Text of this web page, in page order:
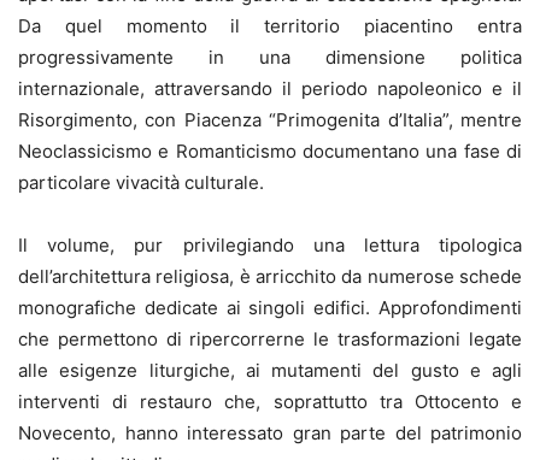
Da quel momento il territorio piacentino entra
progressivamente in una dimensione politica
internazionale, attraversando il periodo napoleonico e il
Risorgimento, con Piacenza “Primogenita d’Italia”, mentre
Neoclassicismo e Romanticismo documentano una fase di
particolare vivacità culturale.
Il volume, pur privilegiando una lettura tipologica
dell’architettura religiosa, è arricchito da numerose schede
monografiche dedicate ai singoli edifici. Approfondimenti
che permettono di ripercorrerne le trasformazioni legate
alle esigenze liturgiche, ai mutamenti del gusto e agli
interventi di restauro che, soprattutto tra Ottocento e
Novecento, hanno interessato gran parte del patrimonio